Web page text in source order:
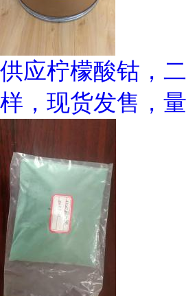
供应柠檬酸钴，
样，现货发售，